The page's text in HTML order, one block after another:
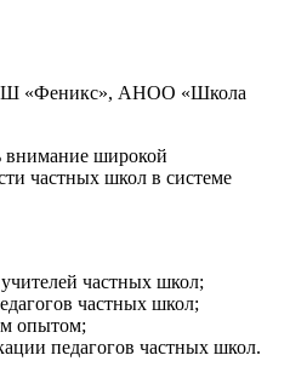
«Феникс», АНОО «Школа
внимание широкой
частных школ в системе
частных школ;
частных школ;
опытом;
педагогов частных школ.